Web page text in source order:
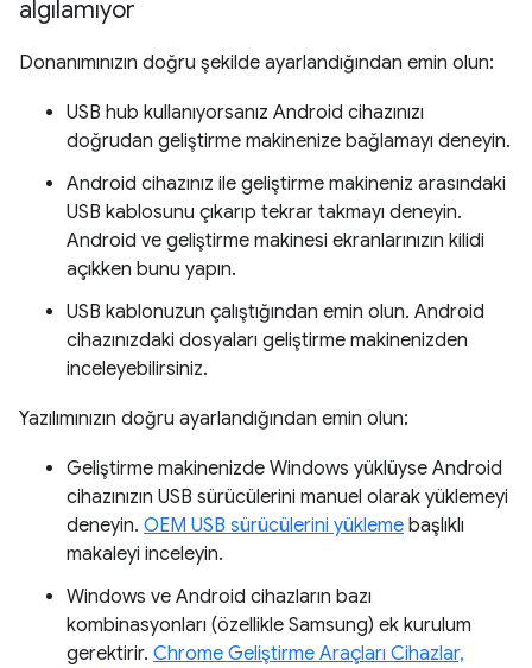
algılamıyor
Donanımınızın doğru şekilde ayarlandığından emin olun:
USB hub kullanıyorsanız Android cihazınızı
doğrudan geliştirme makinenize bağlamayı deneyin.
Android cihazınız ile geliştirme makineniz arasındaki
USB kablosunu çıkarıp tekrar takmayı deneyin.
Android ve geliştirme makinesi ekranlarınızın kilidi
açıkken bunu yapın.
USB kablonuzun çalıştığından emin olun. Android
cihazınızdaki dosyaları geliştirme makinenizden
inceleyebilirsiniz.
Yazılımınızın doğru ayarlandığından emin olun:
Geliştirme makinenizde Windows yüklüyse Android
cihazınızın USB sürücülerini manuel olarak yüklemeyi
deneyin. OEM USB sürücülerini yükleme başlıklı
makaleyi inceleyin.
Windows ve Android cihazların bazı
kombinasyonları (özellikle Samsung) ek kurulum
gerektirir. Chrome Geliştirme Araçları Cihazlar,